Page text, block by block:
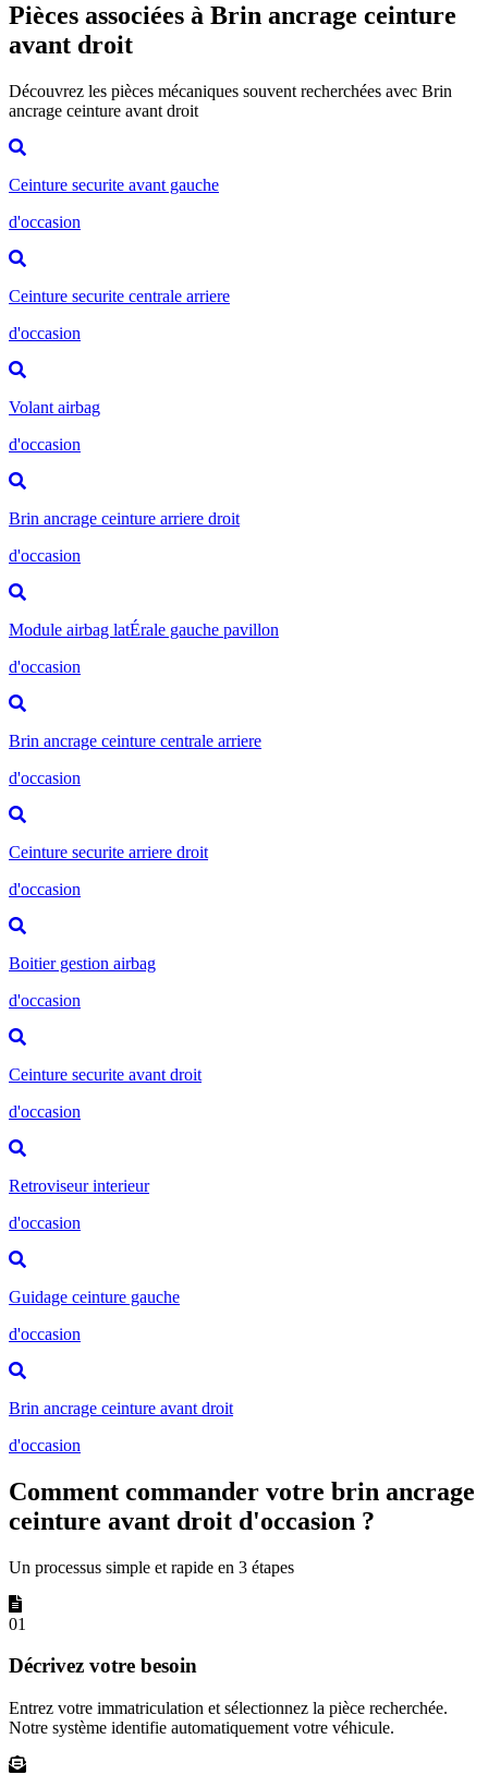
Pièces associées à Brin ancrage ceinture
avant droit
Découvrez les pièces mécaniques souvent recherchées avec Brin
ancrage ceinture avant droit
Ceinture securite avant gauche
d'occasion
Ceinture securite centrale arriere
d'occasion
Volant airbag
d'occasion
Brin ancrage ceinture arriere droit
d'occasion
Module airbag latÉrale gauche pavillon
d'occasion
Brin ancrage ceinture centrale arriere
d'occasion
Ceinture securite arriere droit
d'occasion
Boitier gestion airbag
d'occasion
Ceinture securite avant droit
d'occasion
Retroviseur interieur
d'occasion
Guidage ceinture gauche
d'occasion
Brin ancrage ceinture avant droit
d'occasion
Comment commander votre brin ancrage
ceinture avant droit d'occasion ?
Un processus simple et rapide en 3 étapes
01
Décrivez votre besoin
Entrez votre immatriculation et sélectionnez la pièce recherchée.
Notre système identifie automatiquement votre véhicule.